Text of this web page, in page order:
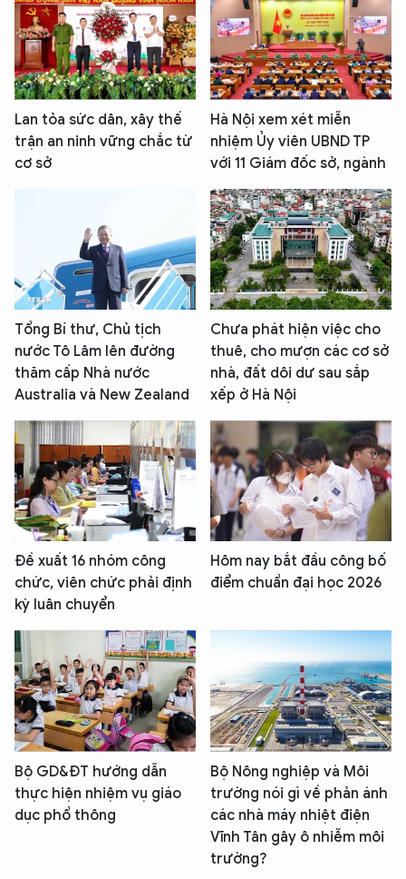
Lan tỏa sức dân, xây thế
trận an ninh vững chắc từ
cơ sở
Hà Nội xem xét miễn
nhiệm Ủy viên UBND TP
với 11 Giám đốc sở, ngành
Tổng Bí thư, Chủ tịch
nước Tô Lâm lên đường
thăm cấp Nhà nước
Australia và New Zealand
Chưa phát hiện việc cho
thuê, cho mượn các cơ sở
nhà, đất dôi dư sau sắp
xếp ở Hà Nội
Đề xuất 16 nhóm công
chức, viên chức phải định
kỳ luân chuyển
Hôm nay bắt đầu công bố
điểm chuẩn đại học 2026
Bộ GD&ĐT hướng dẫn
thực hiện nhiệm vụ giáo
dục phổ thông
Bộ Nông nghiệp và Môi
trường nói gì về phản ánh
các nhà máy nhiệt điện
Vĩnh Tân gây ô nhiễm môi
trường?